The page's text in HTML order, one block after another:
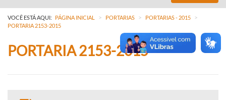
VOCÊ ESTÁ AQUI: PÁGINA INICIAL > PORTARIAS > PORTARIAS - 2015 >
PORTARIA 2153-2015
PORTARIA 2153-2015